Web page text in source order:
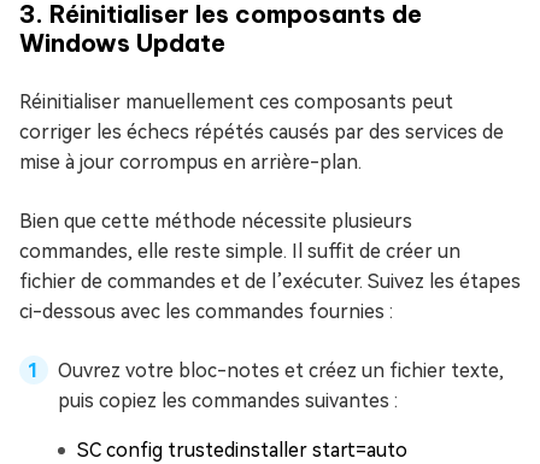
3. Réinitialiser les composants de
Windows Update
Réinitialiser manuellement ces composants peut
corriger les échecs répétés causés par des services de
mise à jour corrompus en arrière-plan.
Bien que cette méthode nécessite plusieurs
commandes, elle reste simple. Il suffit de créer un
fichier de commandes et de l’exécuter. Suivez les étapes
ci-dessous avec les commandes fournies :
Ouvrez votre bloc-notes et créez un fichier texte,
puis copiez les commandes suivantes :
SC config trustedinstaller start=auto